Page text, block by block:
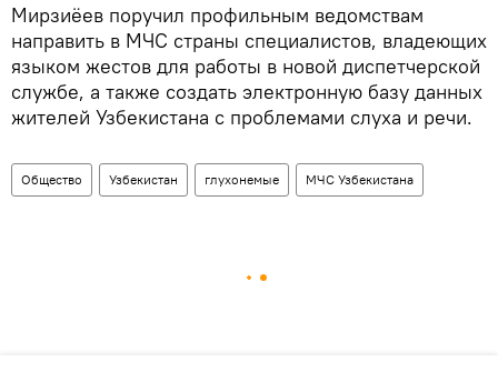
Мирзиёев поручил профильным ведомствам
направить в МЧС страны специалистов, владеющих
языком жестов для работы в новой диспетчерской
службе, а также создать электронную базу данных
жителей Узбекистана с проблемами слуха и речи.
Общество Узбекистан глухонемые МЧС Узбекистана